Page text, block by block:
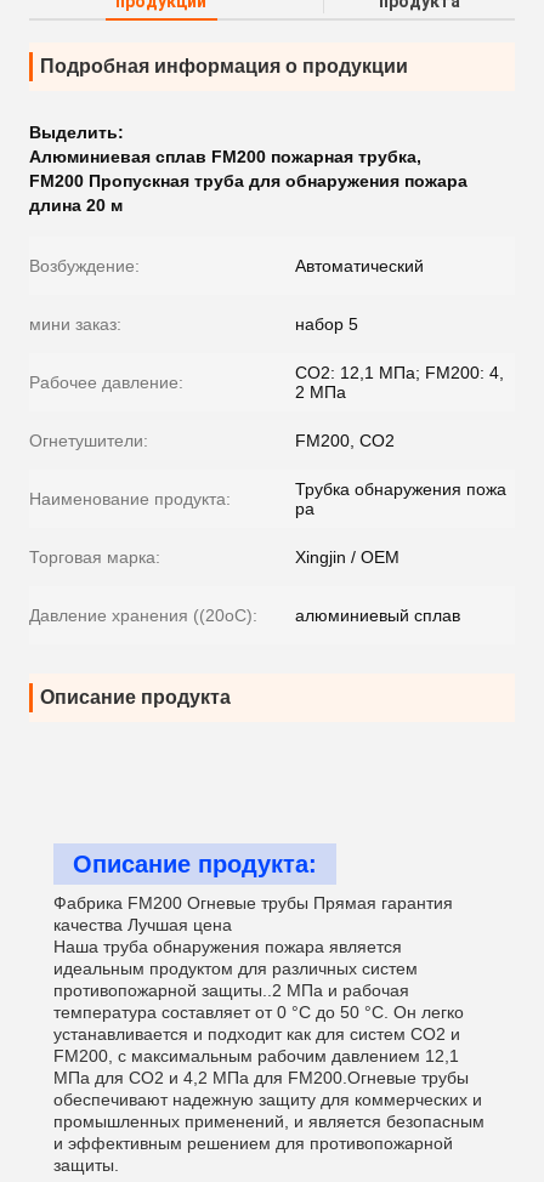
Подробная информация о продукции
Выделить:
Алюминиевая сплав FM200 пожарная трубка,
FM200 Пропускная труба для обнаружения пожара
длина 20 м
Возбуждение: Автоматический
мини заказ: набор 5
Рабочее давление:
СО2: 12,1 МПа; FM200: 4,
2 МПа
Огнетушители: FM200, CO2
Наименование продукта:
Трубка обнаружения пожа
ра
Торговая марка: Xingjin / OEM
Давление хранения ((20oC): алюминиевый сплав
Описание продукта
Описание продукта:
Фабрика FM200 Огневые трубы Прямая гарантия
качества Лучшая цена
Наша труба обнаружения пожара является
идеальным продуктом для различных систем
противопожарной защиты..2 МПа и рабочая
температура составляет от 0 °C до 50 °C. Он легко
устанавливается и подходит как для систем CO2 и
FM200, с максимальным рабочим давлением 12,1
МПа для CO2 и 4,2 МПа для FM200.Огневые трубы
обеспечивают надежную защиту для коммерческих и
промышленных применений, и является безопасным
и эффективным решением для противопожарной
защиты.